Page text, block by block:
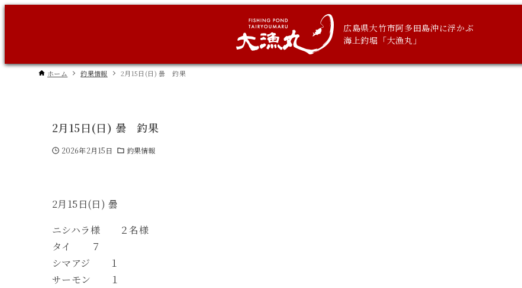
広島県大竹市阿多田島沖に浮かぶ
海上釣堀「大漁丸」
ホーム 釣果情報 2月15日(日) 曇 釣果
2月15日(日) 曇 釣果
2026年2月15日 釣果情報
2月15日(日) 曇
ニシハラ様 ２名様
タイ ７
シマアジ １
サーモン １